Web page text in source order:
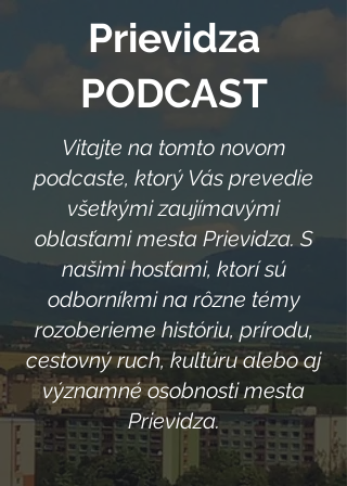
Prievidza
PODCAST
Vitajte na tomto novom
podcaste, ktorý Vás prevedie
všetkými zaujímavými
oblasťami mesta Prievidza. S
našimi hosťami, ktorí sú
odborníkmi na rôzne témy
rozoberieme históriu, prírodu,
cestovný ruch, kultúru alebo aj
významné osobnosti mesta
Prievidza.